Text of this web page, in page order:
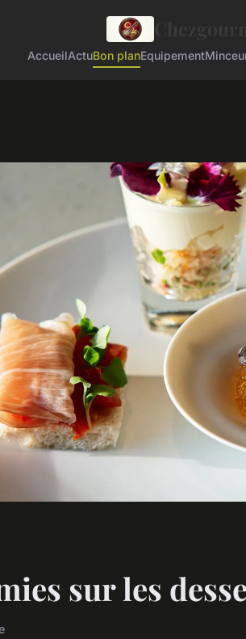
AccueilActuBon planEquipement
sur les